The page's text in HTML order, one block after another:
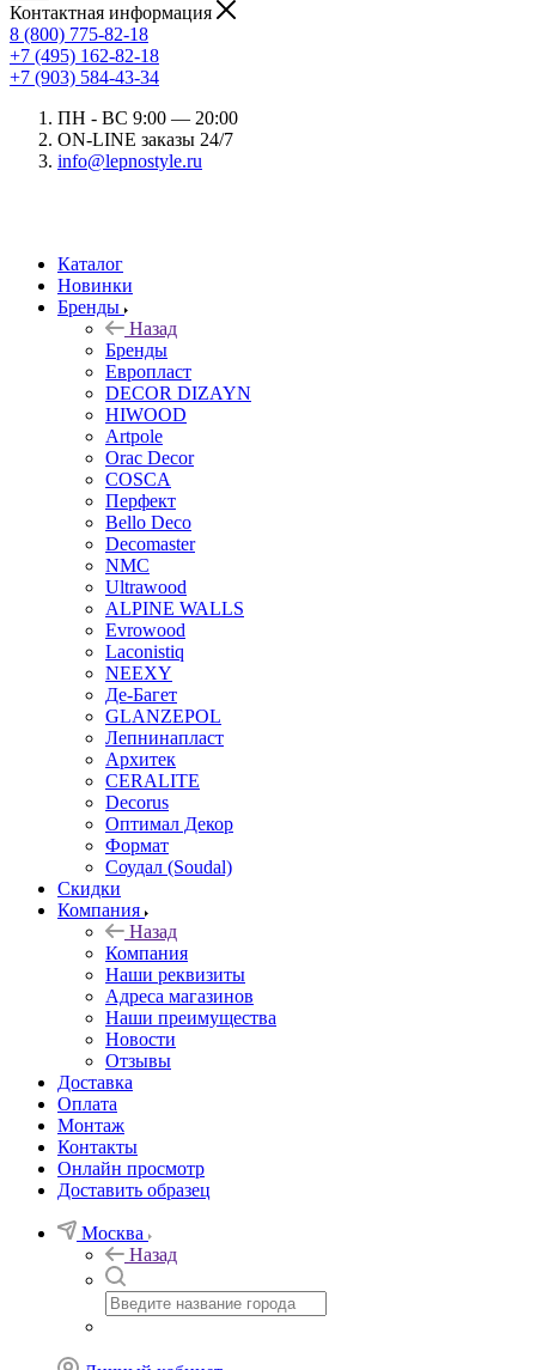
Контактная информация
8 (800) 775-82-18
+7 (495) 162-82-18
+7 (903) 584-43-34
ПН - ВС 9:00 — 20:00
ON-LINE заказы 24/7
info@lepnostyle.ru
Каталог
Новинки
Бренды
Назад
Бренды
Европласт
DECOR DIZAYN
HIWOOD
Artpole
Orac Decor
COSCA
Перфект
Bello Deco
Decomaster
NMС
Ultrawood
ALPINE WALLS
Evrowood
Laconistiq
NEEXY
Де-Багет
GLANZEPOL
Лепнинапласт
Архитек
CERALITE
Decorus
Оптимал Декор
Формат
Соудал (Soudal)
Скидки
Компания
Назад
Компания
Наши реквизиты
Адреса магазинов
Наши преимущества
Новости
Отзывы
Доставка
Оплата
Монтаж
Контакты
Онлайн просмотр
Доставить образец
Москва
Назад